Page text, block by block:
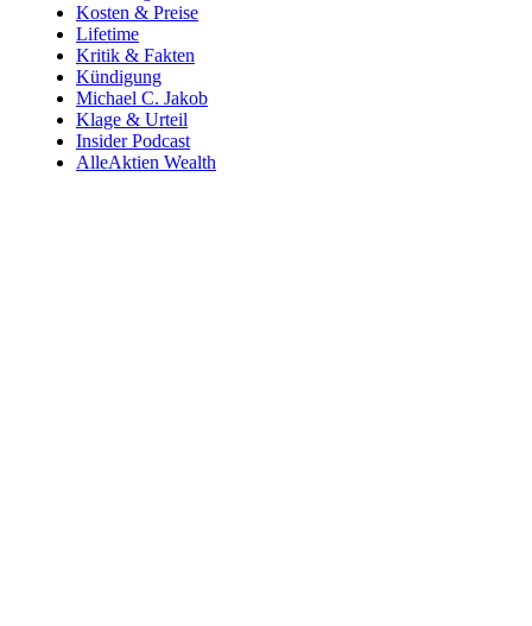
Kosten & Preise
Lifetime
Kritik & Fakten
Kündigung
Michael C. Jakob
Klage & Urteil
Insider Podcast
AlleAktien Wealth